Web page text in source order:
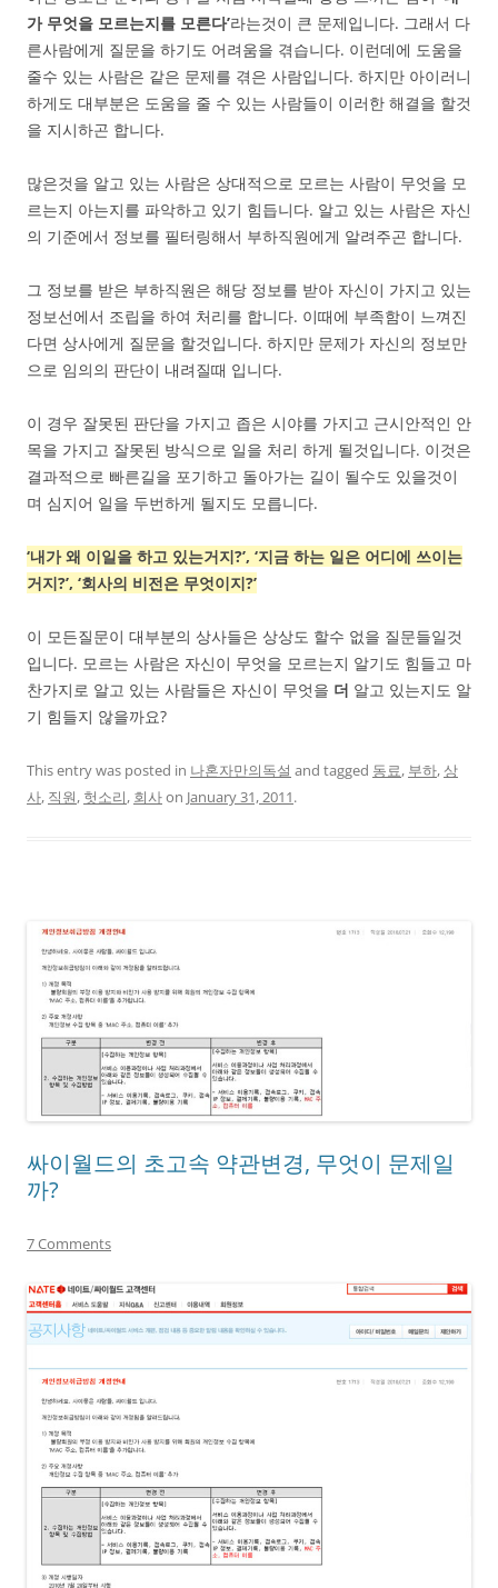
가 무엇을 모르는지를 모른다’라는것이 큰 문제입니다. 그래서 다
른사람에게 질문을 하기도 어려움을 겪습니다. 이런데에 도움을
줄수 있는 사람은 같은 문제를 겪은 사람입니다. 하지만 아이러니
하게도 대부분은 도움을 줄 수 있는 사람들이 이러한 해결을 할것
을 지시하곤 합니다.
많은것을 알고 있는 사람은 상대적으로 모르는 사람이 무엇을 모
르는지 아는지를 파악하고 있기 힘듭니다. 알고 있는 사람은 자신
의 기준에서 정보를 필터링해서 부하직원에게 알려주곤 합니다.
그 정보를 받은 부하직원은 해당 정보를 받아 자신이 가지고 있는
정보선에서 조립을 하여 처리를 합니다. 이때에 부족함이 느껴진
다면 상사에게 질문을 할것입니다. 하지만 문제가 자신의 정보만
으로 임의의 판단이 내려질때 입니다.
이 경우 잘못된 판단을 가지고 좁은 시야를 가지고 근시안적인 안
목을 가지고 잘못된 방식으로 일을 처리 하게 될것입니다. 이것은
결과적으로 빠른길을 포기하고 돌아가는 길이 될수도 있을것이
며 심지어 일을 두번하게 될지도 모릅니다.
‘내가 왜 이일을 하고 있는거지?’, ‘지금 하는 일은 어디에 쓰이는
거지?’, ‘회사의 비전은 무엇이지?’
이 모든질문이 대부분의 상사들은 상상도 할수 없을 질문들일것
입니다. 모르는 사람은 자신이 무엇을 모르는지 알기도 힘들고 마
찬가지로 알고 있는 사람들은 자신이 무엇을 더 알고 있는지도 알
기 힘들지 않을까요?
This entry was posted in 나혼자만의독설 and tagged 동료, 부하, 상
사, 직원, 헛소리, 회사on January 31, 2011.
싸이월드의 초고속 약관변경, 무엇이 문제일
까?
7 Comments